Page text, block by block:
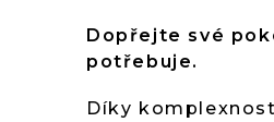
Dopřejte své
potřebuje.
Díky